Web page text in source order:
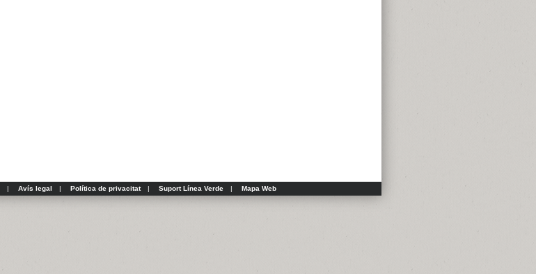
| Avís legal | Política de privacitat | Suport Línea Verde | Mapa Web